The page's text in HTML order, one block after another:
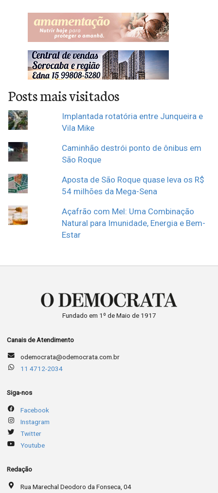
cobrança do PIS/Cofins, o
resultado da…
Posts mais visitados
Implantada rotatória entre Junqueira e
Vila Mike
Caminhão destrói ponto de ônibus em
São Roque
Aposta de São Roque quase leva os R$
54 milhões da Mega-Sena
Açafrão com Mel: Uma Combinação
Natural para Imunidade, Energia e Bem-
Estar
Fundado em 1º de Maio de 1917
Canais de Atendimento
odemocrata@odemocrata.com.br
11 4712-2034
Siga-nos
Facebook
Instagram
Twitter
Youtube
Redação
Rua Marechal Deodoro da Fonseca, 04